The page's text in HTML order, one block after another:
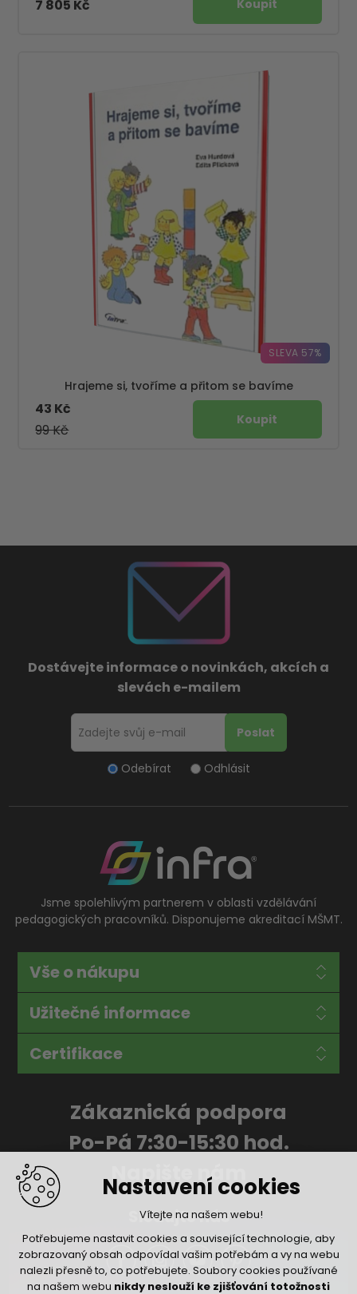
Nastavení cookies
Vítejte na našem webu!
Potřebujeme nastavit cookies a související technologie, aby
zobrazovaný obsah odpovídal vašim potřebám a vy na webu
nalezli přesně to, co potřebujete. Soubory cookies používané
na našem webu nikdy neslouží ke zjišťování totožnosti
7 805 Kč
SLEVA 57%
Hrajeme si, tvoříme a přitom se bavíme
99 Kč
43 Kč
Dostávejte informace o novinkách, akcích a
slevách e-mailem
Odebírat Odhlásit
Jsme spolehlivým partnerem v oblasti vzdělávání
pedagogických pracovníků. Disponujeme akreditací MŠMT.
Vše o nákupu
Užitečné informace
Certifikace
Zákaznická podpora
Po-Pá 7:30-15:30 hod.
Napište nám
Sledujte nás